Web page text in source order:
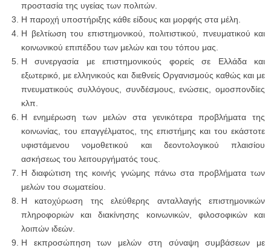
προστασία της υγείας των πολιτών.
Η παροχή υποστήριξης κάθε είδους και μορφής στα μέλη.
Η βελτίωση του επιστημονικού, πολιτιστικού, πνευματικού και
κοινωνικού επιπέδου των μελών και του τόπου μας.
Η συνεργασία με επιστημονικούς φορείς σε Ελλάδα και
εξωτερικό, με ελληνικούς και διεθνείς Οργανισμούς καθώς και με
πνευματικούς συλλόγους, συνδέσμους, ενώσεις, ομοσπονδίες
κλπ.
Η ενημέρωση των μελών στα γενικότερα προβλήματα της
κοινωνίας, του επαγγέλματος, της επιστήμης και του εκάστοτε
υφιστάμενου νομοθετικού και δεοντολογικού πλαισίου
ασκήσεως του λειτουργήματός τους.
Η διαφώτιση της κοινής γνώμης πάνω στα προβλήματα των
μελών του σωματείου.
Η κατοχύρωση της ελεύθερης ανταλλαγής επιστημονικών
πληροφοριών και διακίνησης κοινωνικών, φιλοσοφικών και
λοιπών ιδεών.
Η εκπροσώπηση των μελών στη σύναψη συμβάσεων με